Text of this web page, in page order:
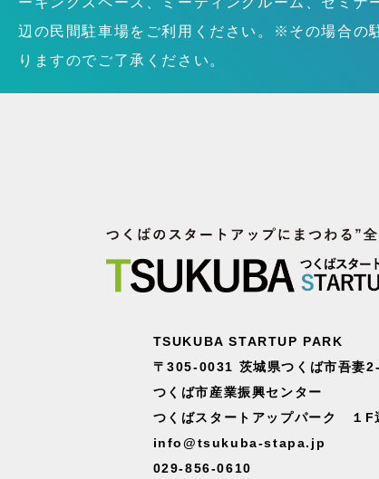
辺の民間駐車場をご利用ください。※その場合の
りますのでご了承ください。
TSUKUBA STARTUP PARK
〒305-0031 茨城県つくば市吾妻
つくば市産業振興センター
つくばスタートアップパーク １F
info@tsukuba-stapa.jp
029-856-0610